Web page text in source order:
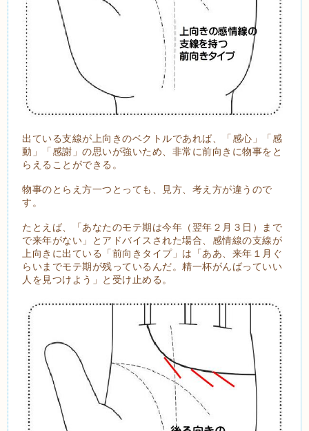
出ている支線が上向きのベクトルであれば、「感心」「感
動」「感謝」の思いが強いため、非常に前向きに物事をと
らえることができる。
物事のとらえ方一つとっても、見方、考え方が違うので
す。
たとえば、「あなたのモテ期は今年（翌年２月３日）まで
で来年がない」とアドバイスされた場合、感情線の支線が
上向きに出ている「前向きタイプ」は「ああ、来年１月ぐ
らいまでモテ期が残っているんだ。精一杯がんばっていい
人を見つけよう」と受け止める。